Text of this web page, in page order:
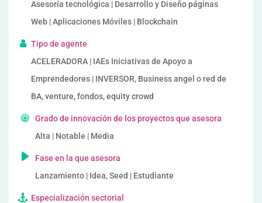
Asesoría tecnológica | Desarrollo y Diseño páginas
Web | Aplicaciones Móviles | Blockchain
Tipo de agente
ACELERADORA | IAEs Iniciativas de Apoyo a
Emprendedores | INVERSOR, Business angel o red de
BA, venture, fondos, equity crowd
Grado de innovación de los proyectos que asesora
Alta | Notable | Media
Fase en la que asesora
Lanzamiento | Idea, Seed | Estudiante
Especialización sectorial